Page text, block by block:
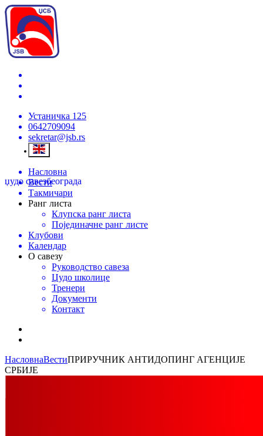
Устаничка 125
0642709094
sekretar@jsb.rs
џудо савезбеограда
Насловна
Вести
Такмичари
Ранг листа
Клупска ранг листа
Појединачне ранг листе
Клубови
Календар
О савезу
Руководство савеза
Џудо школице
Тренери
Документи
Контакт
НасловнаВестиПРИРУЧНИК АНТИДОПИНГ АГЕНЦИЈЕ
СРБИЈЕ